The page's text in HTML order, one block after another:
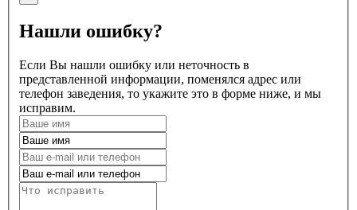
Нашли ошибку?
Если Вы нашли ошибку или неточность в
представленной информации, поменялся адрес или
телефон заведения, то укажите это в форме ниже, и мы
исправим.